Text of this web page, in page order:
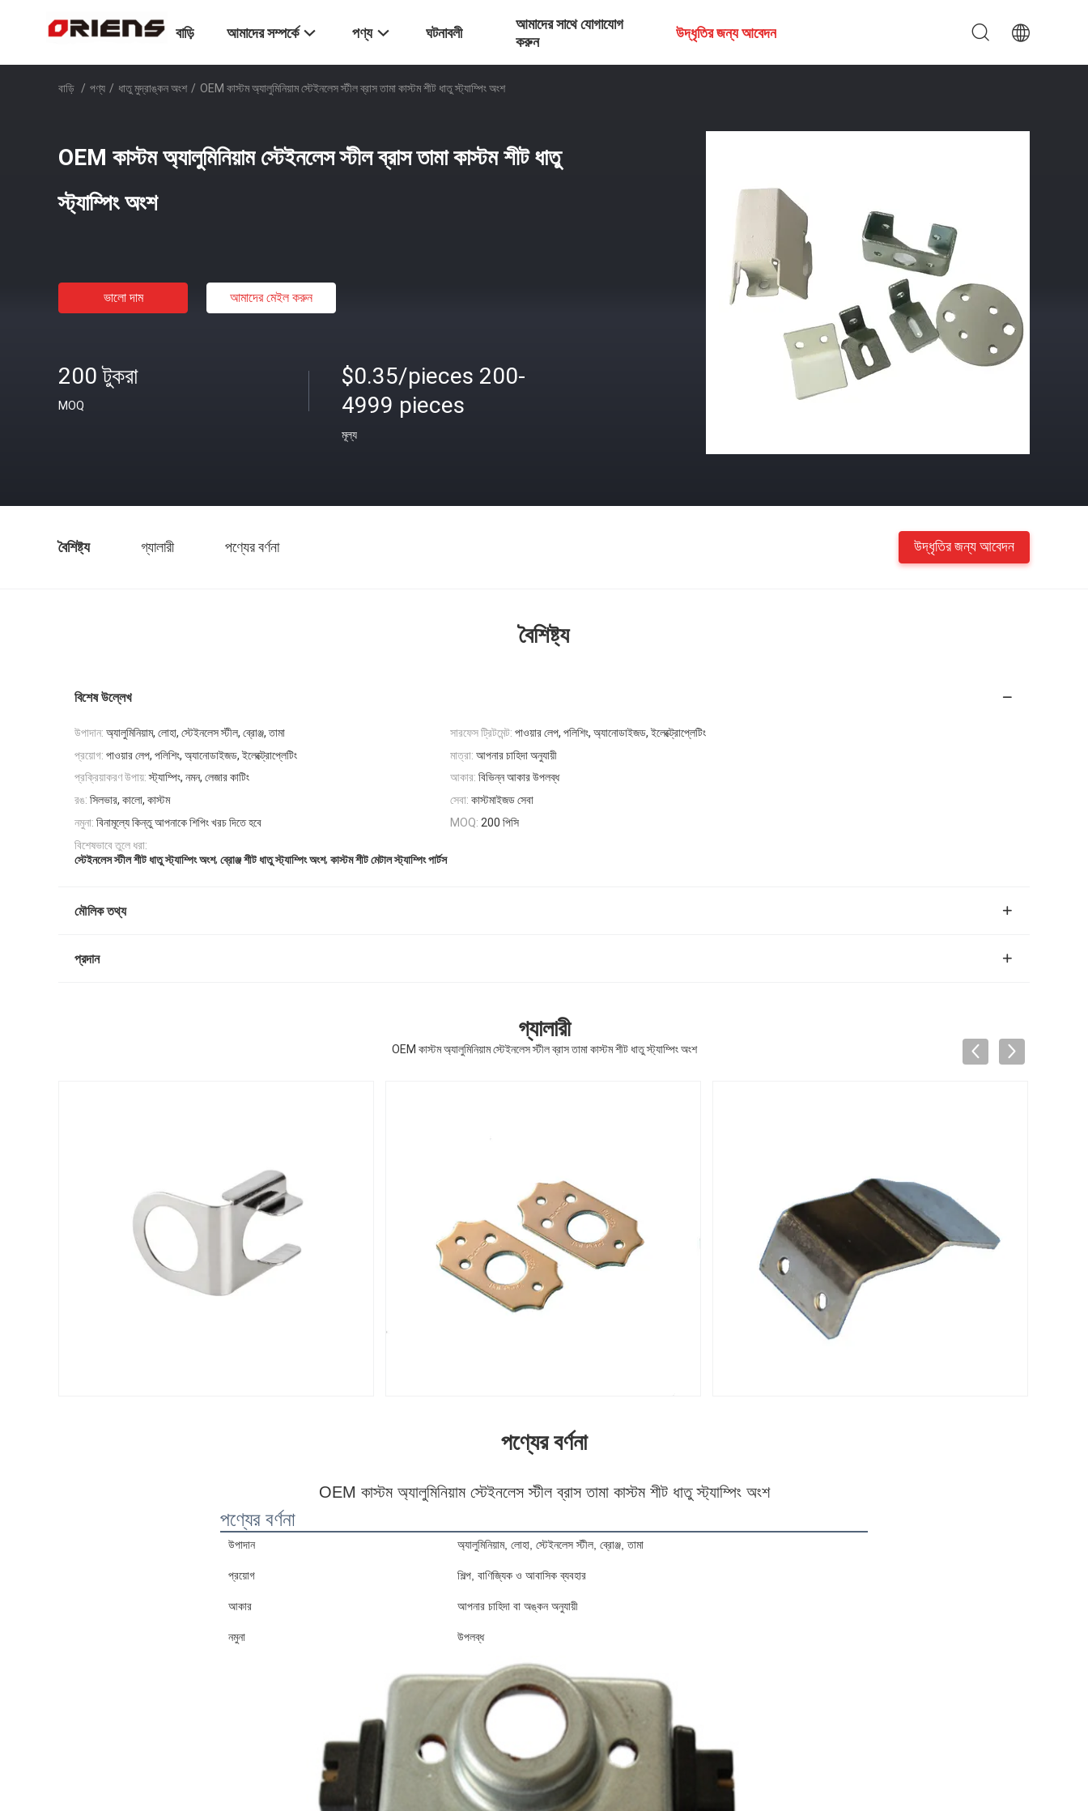
বাড়ি আমাদের সম্পর্কে পণ্য ঘটনাবলী
আমাদের সাথে যোগাযোগ
করুন
উদ্ধৃতির জন্য আবেদন
বাড়ি / পণ্য / ধাতু মুদ্রাঙ্কন অংশ / OEM কাস্টম অ্যালুমিনিয়াম স্টেইনলেস স্টীল ব্রাস তামা কাস্টম শীট ধাতু স্ট্যাম্পিং অংশ
OEM কাস্টম অ্যালুমিনিয়াম স্টেইনলেস স্টীল ব্রাস তামা কাস্টম শীট ধাতু
স্ট্যাম্পিং অংশ
ভালো দাম আমাদের মেইল ​​করুন
200 টুকরা
MOQ
$0.35/pieces 200-
4999 pieces
মূল্য
বৈশিষ্ট্য গ্যালারী পণ্যের বর্ণনা উদ্ধৃতির জন্য আবেদন
বৈশিষ্ট্য
বিশেষ উল্লেখ
উপাদান: অ্যালুমিনিয়াম, লোহা, স্টেইনলেস স্টীল, ব্রোঞ্জ, তামা সারফেস ট্রিটমেন্ট: পাওয়ার লেপ, পলিশিং, অ্যানোডাইজড, ইলেক্ট্রোপ্লেটিং
প্রয়োগ: পাওয়ার লেপ, পলিশিং, অ্যানোডাইজড, ইলেক্ট্রোপ্লেটিং মাত্রা: আপনার চাহিদা অনুযায়ী
প্রক্রিয়াকরণ উপায়: স্ট্যাম্পিং, নমন, লেজার কাটিং আকার: বিভিন্ন আকার উপলব্ধ
রঙ: সিলভার, কালো, কাস্টম সেবা: কাস্টমাইজড সেবা
নমুনা: বিনামূল্যে কিন্তু আপনাকে শিপিং খরচ দিতে হবে MOQ: 200 পিসি
বিশেষভাবে তুলে ধরা:
স্টেইনলেস স্টীল শীট ধাতু স্ট্যাম্পিং অংশ, ব্রোঞ্জ শীট ধাতু স্ট্যাম্পিং অংশ, কাস্টম শীট মেটাল স্ট্যাম্পিং পার্টস
মৌলিক তথ্য
প্রদান
গ্যালারী
OEM কাস্টম অ্যালুমিনিয়াম স্টেইনলেস স্টীল ব্রাস তামা কাস্টম শীট ধাতু স্ট্যাম্পিং অংশ
পণ্যের বর্ণনা
OEM কাস্টম অ্যালুমিনিয়াম স্টেইনলেস স্টীল ব্রাস তামা কাস্টম শীট ধাতু স্ট্যাম্পিং অংশ
পণ্যের বর্ণনা
উপাদান অ্যালুমিনিয়াম, লোহা, স্টেইনলেস স্টীল, ব্রোঞ্জ, তামা
প্রয়োগ শিল্প, বাণিজ্যিক ও আবাসিক ব্যবহার
আকার আপনার চাহিদা বা অঙ্কন অনুযায়ী
নমুনা উপলব্ধ